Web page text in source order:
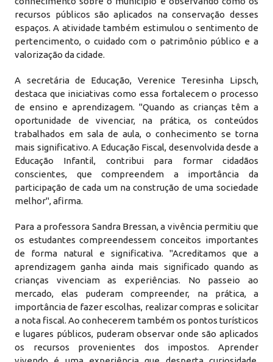
recursos públicos são aplicados na conservação desses
espaços. A atividade também estimulou o sentimento de
pertencimento, o cuidado com o patrimônio público e a
valorização da cidade.
A secretária de Educação, Verenice Teresinha Lipsch,
destaca que iniciativas como essa fortalecem o processo
de ensino e aprendizagem. "Quando as crianças têm a
oportunidade de vivenciar, na prática, os conteúdos
trabalhados em sala de aula, o conhecimento se torna
mais significativo. A Educação Fiscal, desenvolvida desde a
Educação Infantil, contribui para formar cidadãos
conscientes, que compreendem a importância da
participação de cada um na construção de uma sociedade
melhor", afirma.
Para a professora Sandra Bressan, a vivência permitiu que
os estudantes compreendessem conceitos importantes
de forma natural e significativa. "Acreditamos que a
aprendizagem ganha ainda mais significado quando as
crianças vivenciam as experiências. No passeio ao
mercado, elas puderam compreender, na prática, a
importância de fazer escolhas, realizar compras e solicitar
a nota fiscal. Ao conhecerem também os pontos turísticos
e lugares públicos, puderam observar onde são aplicados
os recursos provenientes dos impostos. Aprender